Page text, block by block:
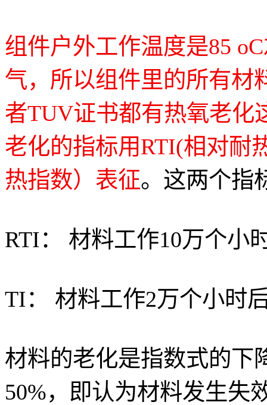
组件户外工作温度是85
气，所以组件里的所有材
者TUV证书都有热氧老化
老化的指标用RTI(相对耐
热指数）表征。这两个指
RTI： 材料工作10万个小
TI： 材料工作2万个小时
材料的老化是指数式的下
50%，即认为材料发生失